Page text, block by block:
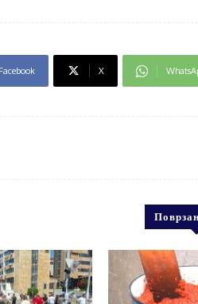
Facebook X